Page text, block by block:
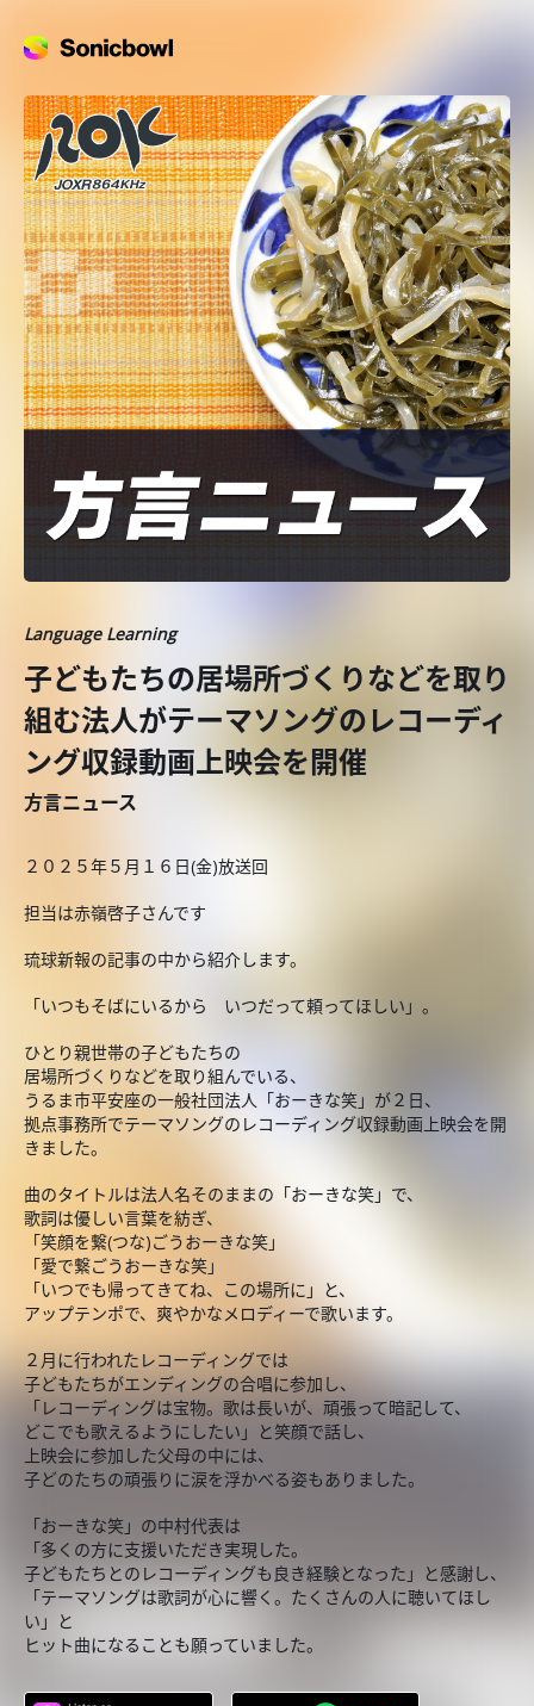
Language Learning
子どもたちの居場所づくりなどを取り
組む法人がテーマソングのレコーディ
ング収録動画上映会を開催
方言ニュース
２０２５年５月１６日(金)放送回
担当は赤嶺啓子さんです
琉球新報の記事の中から紹介します。
「いつもそばにいるから いつだって頼ってほしい」。
ひとり親世帯の子どもたちの
居場所づくりなどを取り組んでいる、
うるま市平安座の一般社団法人「おーきな笑」が２日、
拠点事務所でテーマソングのレコーディング収録動画上映会を開
きました。
曲のタイトルは法人名そのままの「おーきな笑」で、
歌詞は優しい言葉を紡ぎ、
「笑顔を繋(つな)ごうおーきな笑」
「愛で繋ごうおーきな笑」
「いつでも帰ってきてね、この場所に」と、
アップテンポで、爽やかなメロディーで歌います。
２月に行われたレコーディングでは
子どもたちがエンディングの合唱に参加し、
「レコーディングは宝物。歌は長いが、頑張って暗記して、
どこでも歌えるようにしたい」と笑顔で話し、
上映会に参加した父母の中には、
子どのたちの頑張りに涙を浮かべる姿もありました。
「おーきな笑」の中村代表は
「多くの方に支援いただき実現した。
子どもたちとのレコーディングも良き経験となった」と感謝し、
「テーマソングは歌詞が心に響く。たくさんの人に聴いてほし
い」と
ヒット曲になることも願っていました。